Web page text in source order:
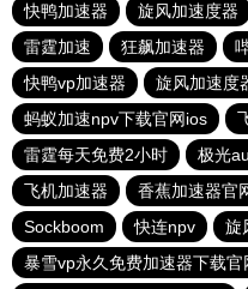
快鸭加速器
旋风加速度器
雷霆加速
狂飙加速器
快鸭vp加速器
旋风加速度
蚂蚁加速npv下载官网ios
雷霆每天免费2小时
极光
飞机加速器
香蕉加速器官
Sockboom
快连npv 旋
暴雪vp永久免费加速器下载官